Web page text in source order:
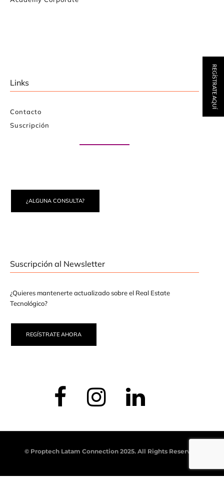
Links
Contacto
Suscripción
¿ALGUNA CONSULTA?
Suscripción al Newsletter
¿Quieres mantenerte actualizado sobre el Real Estate
Tecnológico?
REGÍSTRATE AHORA
© Proptech Latam Connection 2025. All Rights Reserved.
REGÍSTRATE AQUÍ